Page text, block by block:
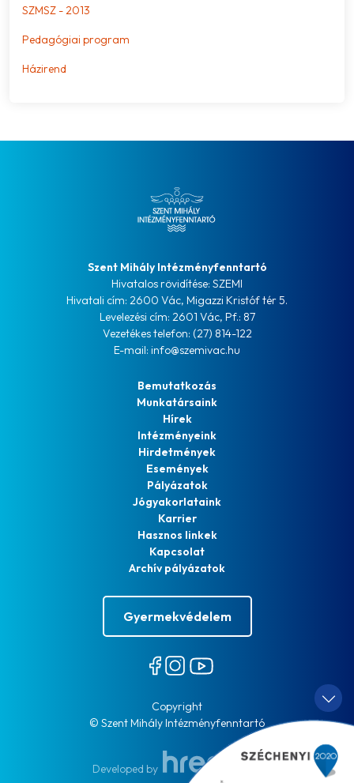
SZMSZ - 2013
Pedagógiai program
Házirend
Szent Mihály Intézményfenntartó
Hivatalos rövidítése: SZEMI
Hivatali cím: 2600 Vác, Migazzi Kristóf tér 5.
Levelezési cím: 2601 Vác, Pf.: 87
Vezetékes telefon: (27) 814-122
E-mail: info@szemivac.hu
Bemutatkozás
Munkatársaink
Hírek
Intézményeink
Hirdetmények
Események
Pályázatok
Jógyakorlataink
Karrier
Hasznos linkek
Kapcsolat
Archív pályázatok
Gyermekvédelem
Copyright
© Szent Mihály Intézményfenntartó
Developed by